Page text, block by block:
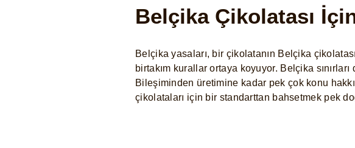
Belçika Çikolatası
Belçika yasaları, bir çikolatanın Belçika
birtakım kurallar ortaya koyuyor. Belçika
Bileşiminden üretimine kadar pek çok konu
çikolataları için bir standarttan bahsetmek pek